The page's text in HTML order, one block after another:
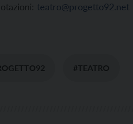
teatro@progetto92.net
#TEATRO